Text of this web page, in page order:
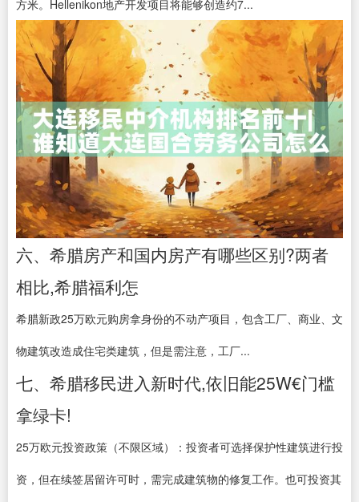
方米。Hellenikon地产开发项目将能够创造约7...
六、希腊房产和国内房产有哪些区别?两者
相比,希腊福利怎
希腊新政25万欧元购房拿身份的不动产项目，包含工厂、商业、文
物建筑改造成住宅类建筑，但是需注意，工厂...
七、希腊移民进入新时代,依旧能25W€门槛
拿绿卡!
25万欧元投资政策（不限区域）：投资者可选择保护性建筑进行投
资，但在续签居留许可时，需完成建筑物的修复工作。也可投资其